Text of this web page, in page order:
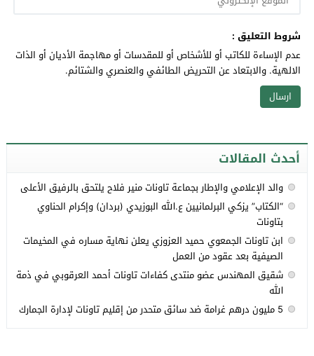
شروط التعليق :
عدم الإساءة للكاتب أو للأشخاص أو للمقدسات أو مهاجمة الأديان أو الذات
الالهية. والابتعاد عن التحريض الطائفي والعنصري والشتائم.
أحدث المقالات
والد الإعلامي والإطار بجماعة تاونات منير فلاح يلتحق بالرفيق الأعلى
“الكتاب” يزكي البرلمانيين ع.الله البوزيدي (بردان) وإكرام الحناوي
بتاونات
ابن تاونات الجمعوي حميد العزوزي يعلن نهاية مساره في المخيمات
الصيفية بعد عقود من العمل
شقيق المهندس عضو منتدى كفاءات تاونات أحمد العرقوبي في ذمة
الله
5 مليون درهم غرامة ضد سائق متحدر من إقليم تاونات لإدارة الجمارك